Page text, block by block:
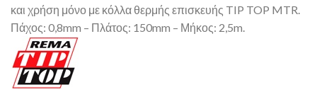
και χρήση μόνο με κόλλα θερμής επισκευής TIP TOP MTR.
Πάχος: 0,8mm – Πλάτος: 150mm – Μήκος: 2,5m.